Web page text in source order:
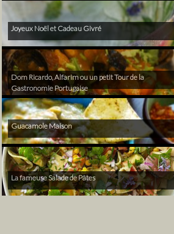
Joyeux Noël et Cadeau Givré
Dom Ricardo, Alfarim ou un petit Tour de la
Gastronomie Portugaise
Guacamole Maison
La fameuse Salade de Pâtes